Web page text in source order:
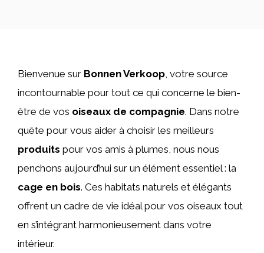
Bienvenue sur Bonnen Verkoop, votre source
incontournable pour tout ce qui concerne le bien-
être de vos oiseaux de compagnie. Dans notre
quête pour vous aider à choisir les meilleurs
produits pour vos amis à plumes, nous nous
penchons aujourd’hui sur un élément essentiel : la
cage en bois. Ces habitats naturels et élégants
offrent un cadre de vie idéal pour vos oiseaux tout
en s’intégrant harmonieusement dans votre
intérieur.